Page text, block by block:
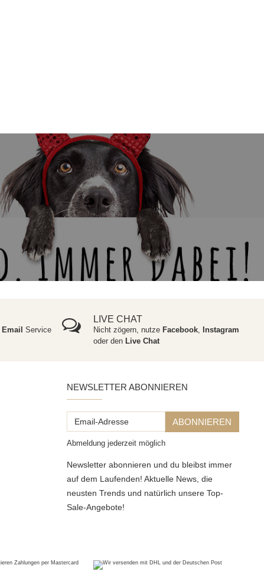
Email Service
LIVE CHAT
Nicht zögern, nutze Facebook, Instagram
oder denLive Chat
NEWSLETTER ABONNIEREN
Email-
ABONNIEREN
Abmeldung jederzeit möglich
Newsletter abonnieren und du bleibst immer
auf dem Laufenden! Aktuelle News, die
neusten Trends und natürlich unsere Top-
Sale-Angebote!